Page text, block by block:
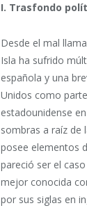
I. Trasfondo
Desde el mal
Isla ha sufrido
española y una
Unidos como
estadounidense
sombras a raíz de
posee elementos
pareció ser el
mejor conocida
por sus siglas en